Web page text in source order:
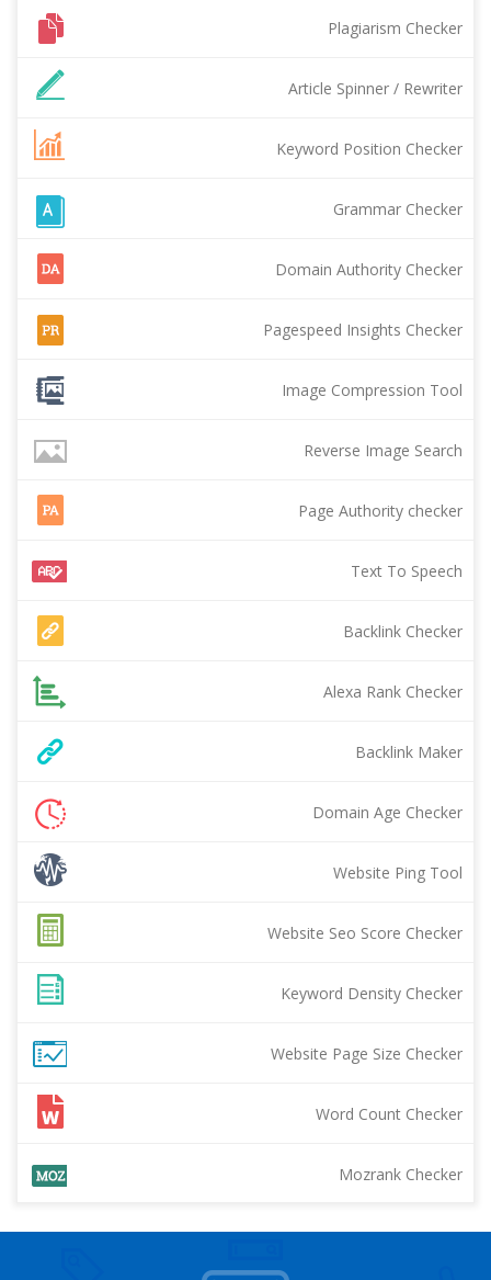
Plagiarism Checker
Article Spinner / Rewriter
Keyword Position Checker
Grammar Checker
Domain Authority Checker
Pagespeed Insights Checker
Image Compression Tool
Reverse Image Search
Page Authority checker
Text To Speech
Backlink Checker
Alexa Rank Checker
Backlink Maker
Domain Age Checker
Website Ping Tool
Website Seo Score Checker
Keyword Density Checker
Website Page Size Checker
Word Count Checker
Mozrank Checker